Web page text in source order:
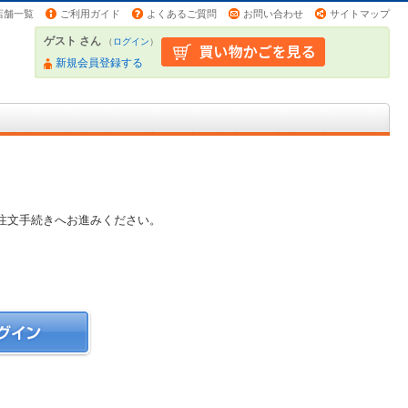
舗一覧 ご利用ガイド よくあるご質問 お問い合わせ サイトマップ
ゲスト さん （ログイン）
新規会員登録する
手続きへお進みください。